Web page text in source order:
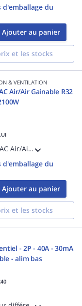
d'emballage du
Ajouter au panier
et les stocks
& VENTILATION
Air/Air Gainable R32
Unité Intérieure PAC Air/Air Gainable R32 - TAKAO KMLA - 12100W - Dc inverter - Confort acoustique - Discrétion - Pression statique réglable de 30 à 150 pa - Télécommande filaire
d'emballage du
Ajouter au panier
et les stocks
- 2P - 40A - 30mA
- alim bas